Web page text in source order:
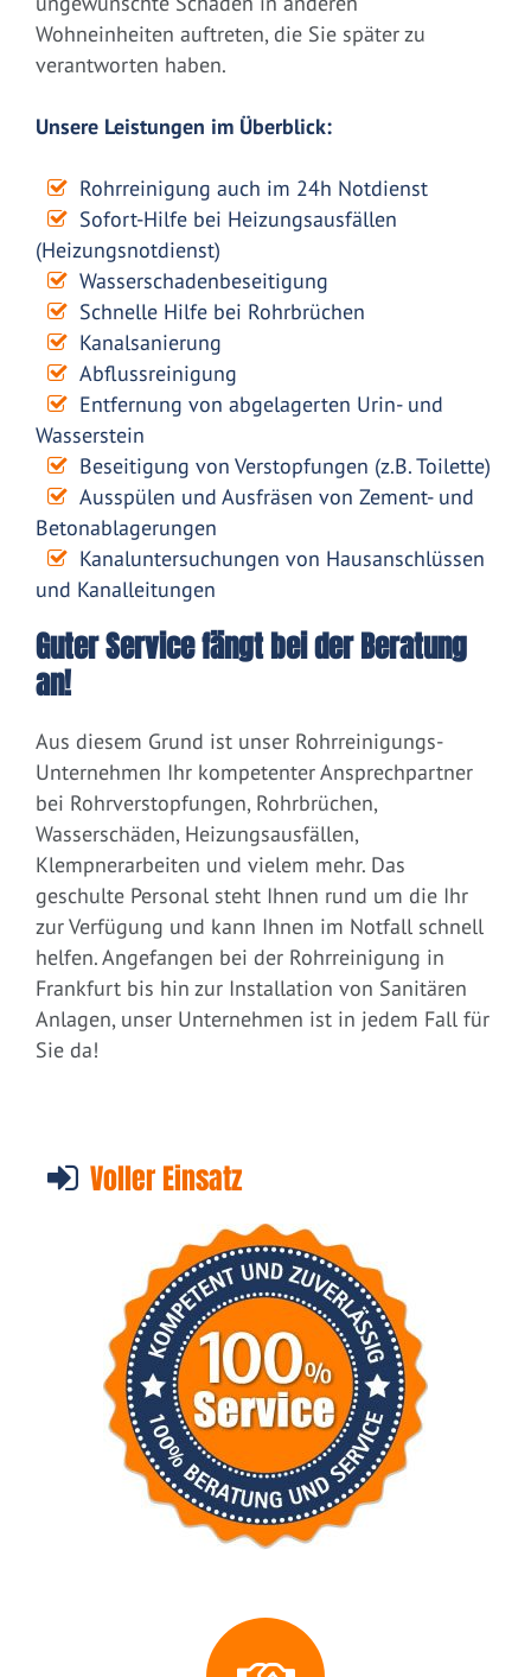
Wohneinheiten auftreten, die Sie später zu
verantworten haben.
Unsere Leistungen im Überblick:
Rohrreinigung auch im 24h Notdienst
Sofort-Hilfe bei Heizungsausfällen
(Heizungsnotdienst)
Wasserschadenbeseitigung
Schnelle Hilfe bei Rohrbrüchen
Kanalsanierung
Abflussreinigung
Entfernung von abgelagerten Urin- und
Wasserstein
Beseitigung von Verstopfungen (z.B. Toilette)
Ausspülen und Ausfräsen von Zement- und
Betonablagerungen
Kanaluntersuchungen von Hausanschlüssen
und Kanalleitungen
Guter Service fängt bei der Beratung
an!
Aus diesem Grund ist unser Rohrreinigungs-
Unternehmen Ihr kompetenter Ansprechpartner
bei Rohrverstopfungen, Rohrbrüchen,
Wasserschäden, Heizungsausfällen,
Klempnerarbeiten und vielem mehr. Das
geschulte Personal steht Ihnen rund um die Ihr
zur Verfügung und kann Ihnen im Notfall schnell
helfen. Angefangen bei der Rohrreinigung in
Frankfurt bis hin zur Installation von Sanitären
Anlagen, unser Unternehmen ist in jedem Fall für
Sie da!
Voller Einsatz